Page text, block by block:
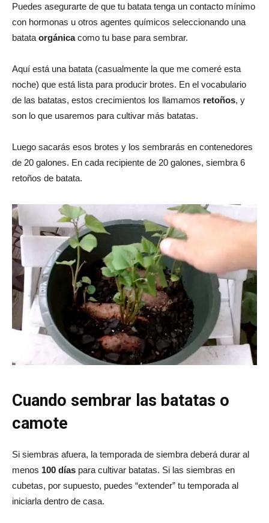
Puedes asegurarte de que tu batata tenga un contacto mínimo
con hormonas u otros agentes químicos seleccionando una
batata orgánicacomo tu base para sembrar.
Aquí está una batata (casualmente la que me comeré esta
noche) que está lista para producir brotes. En el vocabulario
de las batatas, estos crecimientos los llamamos retoños, y
son lo que usaremos para cultivar más batatas.
Luego sacarás esos brotes y los sembrarás en contenedores
de 20 galones. En cada recipiente de 20 galones, siembra 6
retoños de batata.
Cuando sembrar las batatas o
camote
Si siembras afuera, la temporada de siembra deberá durar al
menos 100 días para cultivar batatas. Si las siembras en
cubetas, por supuesto, puedes “extender” tu temporada al
iniciarla dentro de casa.